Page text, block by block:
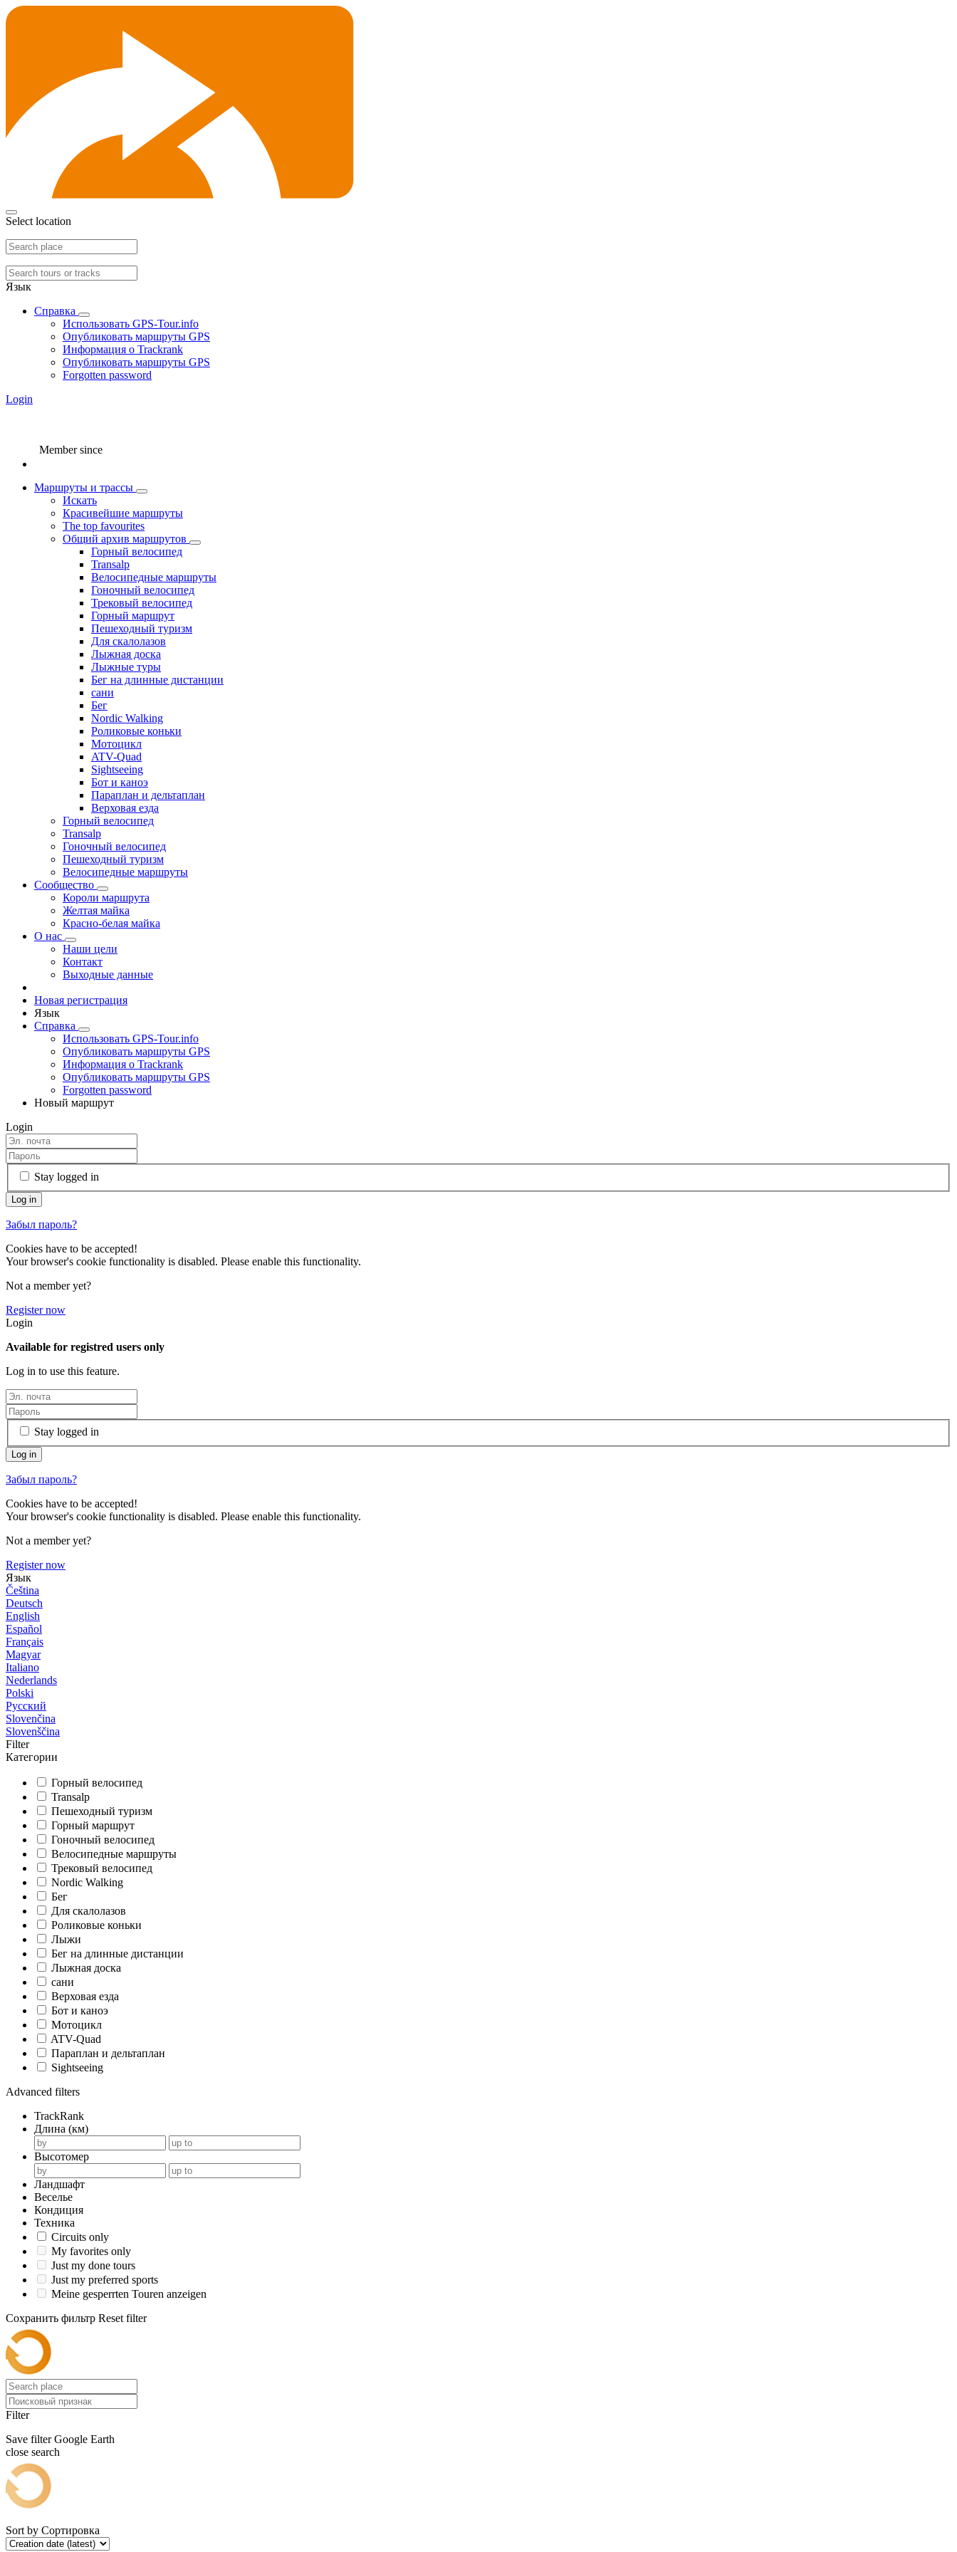
Select location
Язык
Справка
Использовать GPS-Tour.info
Опубликовать маршруты GPS
Информация о Trackrank
Опубликовать маршруты GPS
Forgotten password
Login
Member since
Маршруты и трассы
Искать
Красивейшие маршруты
The top favourites
Общий архив маршрутов
Горный велосипед
Transalp
Велосипедные маршруты
Гоночный велосипед
Трековый велосипед
Горный маршрут
Пешеходный туризм
Для скалолазов
Лыжная доска
Лыжные туры
Бег на длинные дистанции
сани
Бег
Nordic Walking
Роликовые коньки
Мотоцикл
ATV-Quad
Sightseeing
Бот и каноэ
Параплан и дельтаплан
Верховая езда
Горный велосипед
Transalp
Гоночный велосипед
Пешеходный туризм
Велосипедные маршруты
Сообщество
Короли маршрута
Желтая майка
Красно-белая майка
О нас
Наши цели
Контакт
Выходные данные
Новая регистрация
Язык
Справка
Использовать GPS-Tour.info
Опубликовать маршруты GPS
Информация о Trackrank
Опубликовать маршруты GPS
Forgotten password
Новый маршрут
Login
Stay logged in
Забыл пароль?
Cookies have to be accepted!
Your browser's cookie functionality is disabled. Please enable this functionality.
Not a member yet?
Register now
Login
Available for registred users only
Log in to use this feature.
Stay logged in
Забыл пароль?
Cookies have to be accepted!
Your browser's cookie functionality is disabled. Please enable this functionality.
Not a member yet?
Register now
Язык
Čeština
Deutsch
English
Español
Français
Magyar
Italiano
Nederlands
Polski
Русский
Slovenčina
Slovenščina
Filter
Категории
Горный велосипед
Transalp
Пешеходный туризм
Горный маршрут
Гоночный велосипед
Велосипедные маршруты
Трековый велосипед
Nordic Walking
Бег
Для скалолазов
Роликовые коньки
Лыжи
Бег на длинные дистанции
Лыжная доска
сани
Верховая езда
Бот и каноэ
Мотоцикл
ATV-Quad
Параплан и дельтаплан
Sightseeing
Advanced filters
TrackRank
Длина (км)
Высотомер
Ландшафт
Веселье
Кондиция
Техника
Circuits only
My favorites only
Just my done tours
Just my preferred sports
Meine gesperrten Touren anzeigen
Сохранить фильтр Reset filter
Filter
Save filter Google Earth
close search
Sort by Сортировка